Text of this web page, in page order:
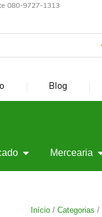
080-9727-1313
Blog
Mercearia
Início / Categorias /